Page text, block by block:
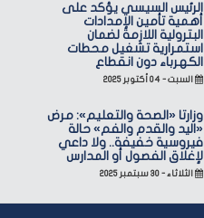
الرئيس السيسي يؤكد على
أهمية تأمين الإمدادات
البترولية اللازمة لضمان
استمرارية تشغيل محطات
الكهرباء دون انقطاع
السبت - ٠٤ أكتوبر ٢٠٢٥
وزارتا «الصحة والتعليم»: مرض
«اليد والقدم والفم» حالة
فيروسية خفيفة.. ولا داعي
لإغلاق الفصول أو المدارس
الثلاثاء - ٣٠ سبتمبر ٢٠٢٥